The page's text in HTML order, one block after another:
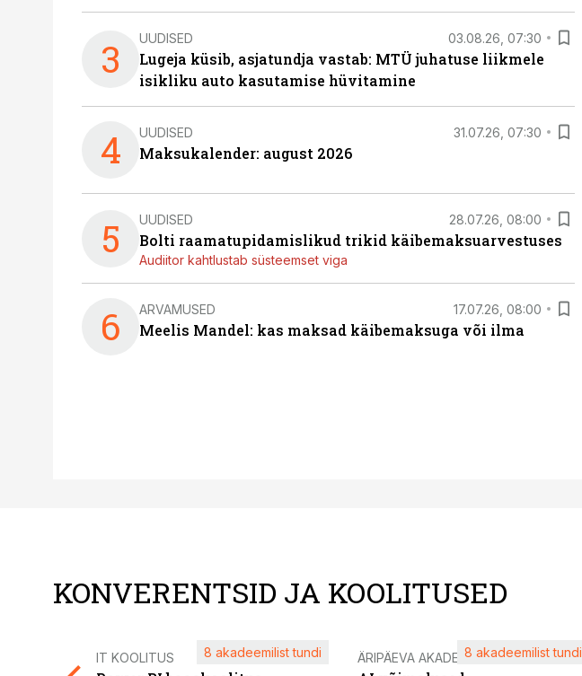
3 UUDISED 03.08.26, 07:30
Lugeja küsib, asjatundja vastab: MTÜ juhatuse liikmele
isikliku auto kasutamise hüvitamine
4 UUDISED 31.07.26, 07:30
Maksukalender: august 2026
5 UUDISED 28.07.26, 08:00
Bolti raamatupidamislikud trikid käibemaksuarvestuses
Audiitor kahtlustab süsteemset viga
6 ARVAMUSED 17.07.26, 08:00
Meelis Mandel: kas maksad käibemaksuga või ilma
KONVERENTSID JA KOOLITUSED
IT KOOLITUS 8 akadeemilist tundi ÄRIPÄEVA AKADEEMIA8 akadeemilist tundi